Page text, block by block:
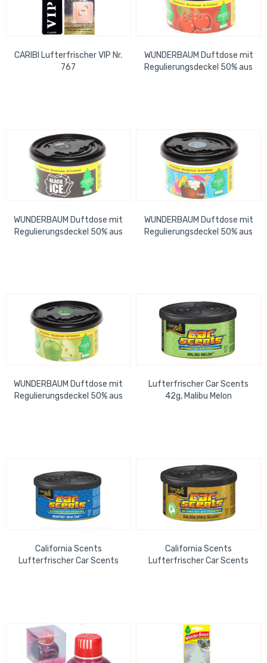
CARIBI Lufterfrischer VIP Nr.
767
WUNDERBAUM Duftdose mit
Regulierungsdeckel 50% aus
WUNDERBAUM Duftdose mit
Regulierungsdeckel 50% aus
WUNDERBAUM Duftdose mit
Regulierungsdeckel 50% aus
WUNDERBAUM Duftdose mit
Regulierungsdeckel 50% aus
Lufterfrischer Car Scents
42g, Malibu Melon
California Scents
Lufterfrischer Car Scents
California Scents
Lufterfrischer Car Scents